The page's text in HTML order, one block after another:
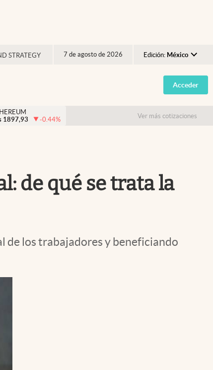
STRATEGY 7 de agosto de 2026 Edición: México
Argentina
España
USA
Acceder
1897,93 -0.44% Ver más cotizaciones
de qué se trata la
de los trabajadores y beneficiando